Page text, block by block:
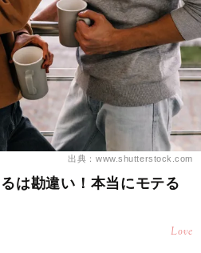
出典：www.shutterstock.com
は勘違い！本当にモテる
Love